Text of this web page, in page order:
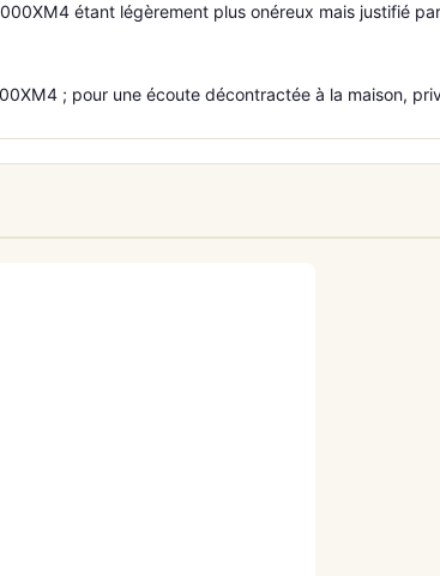
étant légèrement plus onéreux mais justifié
; pour une écoute décontractée à la maison,